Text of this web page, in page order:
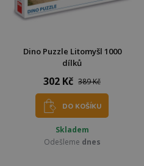
Dino Puzzle Litomyšl 1000
dílků
302 Kč 389 Kč
DO KOŠÍKU
Skladem
Odešleme dnes